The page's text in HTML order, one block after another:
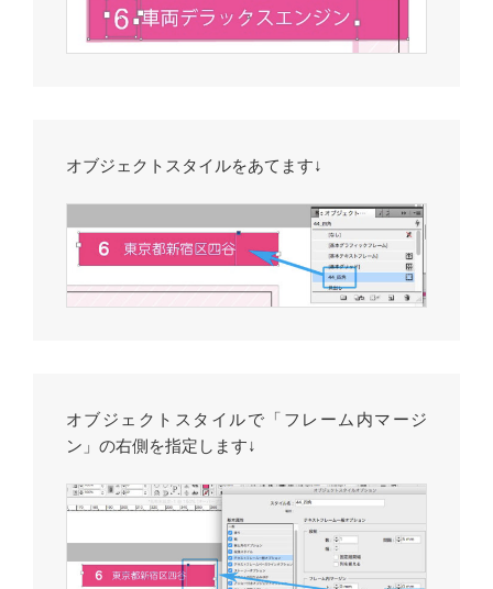
オブジェクトスタイルをあてます↓
オブジェクトスタイルで「フレーム内マージ
ン」の右側を指定します↓